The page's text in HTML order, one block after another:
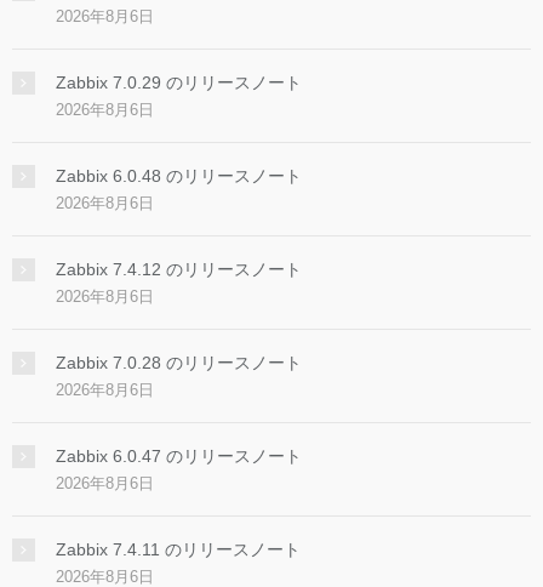
2026年8月6日
Zabbix 7.0.29 のリリースノート
2026年8月6日
Zabbix 6.0.48 のリリースノート
2026年8月6日
Zabbix 7.4.12 のリリースノート
2026年8月6日
Zabbix 7.0.28 のリリースノート
2026年8月6日
Zabbix 6.0.47 のリリースノート
2026年8月6日
Zabbix 7.4.11 のリリースノート
2026年8月6日